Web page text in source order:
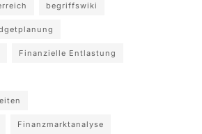
begriffswiki
Finanzielle Entlastung
Finanzmarktanalyse